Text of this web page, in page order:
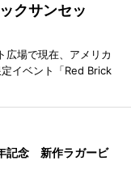
クサンセッ
広場で現在、アメリカ
イベント「Red Brick
記念 新作ラガービ